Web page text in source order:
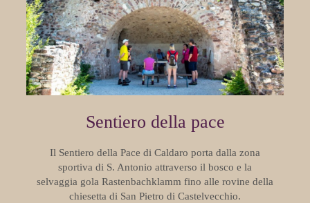
Sentiero della pace
Il Sentiero della Pace di Caldaro porta dalla zona
sportiva di S. Antonio attraverso il bosco e la
selvaggia gola Rastenbachklamm fino alle rovine della
chiesetta di San Pietro di Castelvecchio.